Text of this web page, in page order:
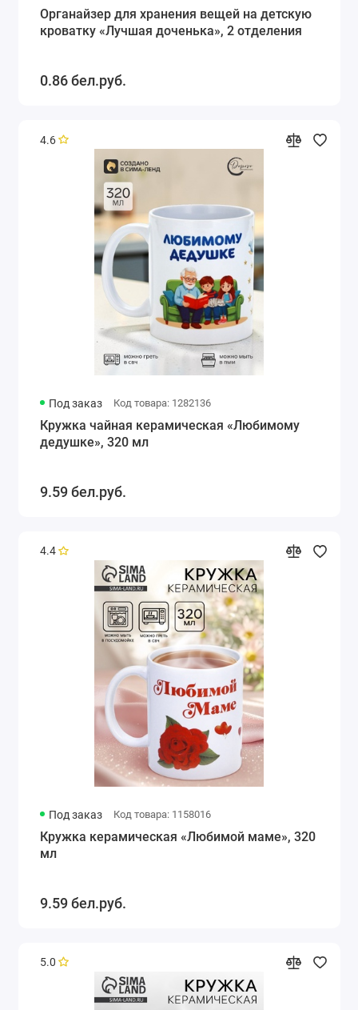
Органайзер для хранения вещей на детскую
кроватку «Лучшая доченька», 2 отделения
0.86 бел.руб.
4.6
Под заказ Код товара: 1282136
Кружка чайная керамическая «Любимому
дедушке», 320 мл
9.59 бел.руб.
4.4
Под заказ Код товара: 1158016
Кружка керамическая «Любимой маме», 320
мл
9.59 бел.руб.
5.0